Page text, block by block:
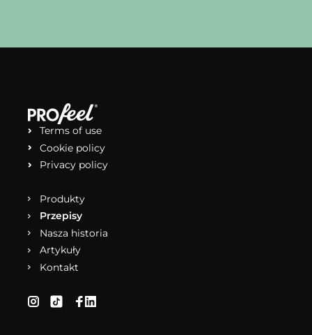
Terms of use
Cookie policy
Privacy policy
Produkty
Przepisy
Nasza historia
Artykuły
Kontakt
(otwiera się w nowej karcie)
(otwiera się w nowej karcie)
(otwiera się w nowej karcie)
(otwiera się w nowej karcie)